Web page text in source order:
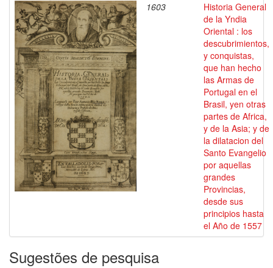
1603
Historia General
de la Yndia
Oriental : los
descubrimientos,
y conquistas,
que han hecho
las Armas de
Portugal en el
Brasil, yen otras
partes de Africa,
y de la Asia; y de
la dilatacion del
Santo Evangelio
por aquellas
grandes
Provincias,
desde sus
principios hasta
el Año de 1557
Sugestões de pesquisa